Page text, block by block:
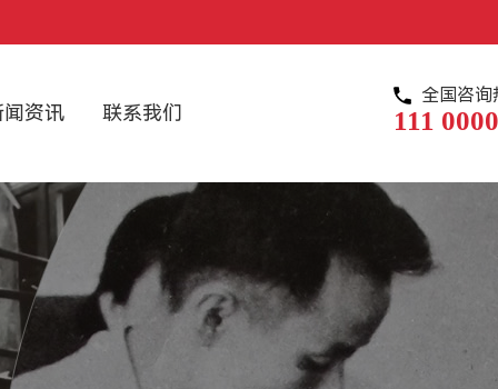
闻资讯 联系我们
全国咨询
111